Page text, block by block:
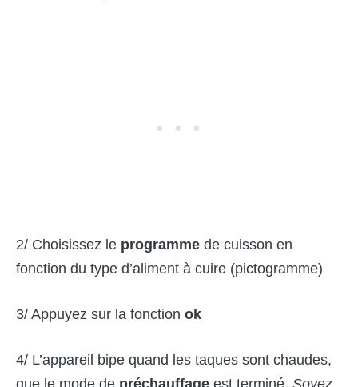
2/ Choisissez le programme de cuisson en
fonction du type d’aliment à cuire (pictogramme)
3/ Appuyez sur la fonction ok
4/ L’appareil bipe quand les taques sont chaudes,
que le mode de préchauffage est terminé. Soyez